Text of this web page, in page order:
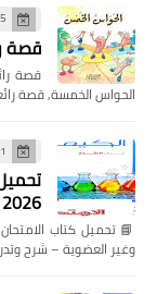
15
قصة
قصة
الحواس الخمسة, قصة
01
2026 PDF | العضوية وغير العضوية
وغير العضوية – شرح